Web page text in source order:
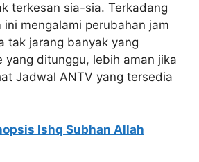
terkesan sia-sia. Terkadang
ini mengalami perubahan jam
tak jarang banyak yang
yang ditunggu, lebih aman jika
Jadwal ANTV yang tersedia
Ishq Subhan Allah